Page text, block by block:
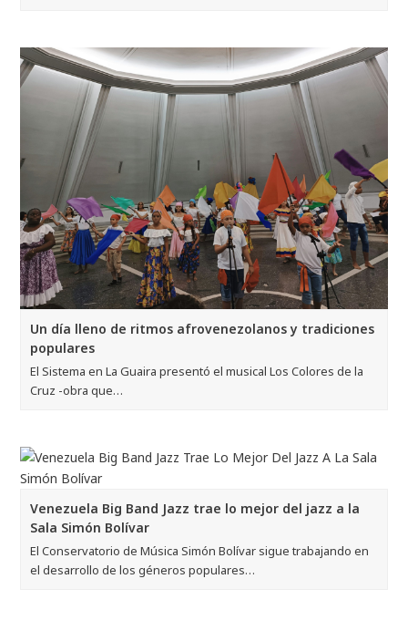
Un día lleno de ritmos afrovenezolanos y tradiciones
populares
El Sistema en La Guaira presentó el musical Los Colores de la
Cruz -obra que…
Venezuela Big Band Jazz trae lo mejor del jazz a la
Sala Simón Bolívar
El Conservatorio de Música Simón Bolívar sigue trabajando en
el desarrollo de los géneros populares…